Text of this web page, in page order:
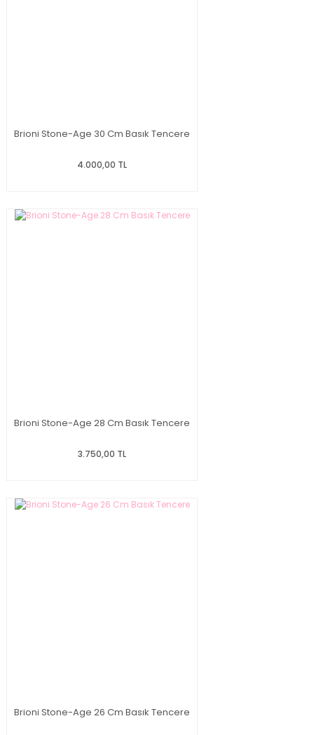
Brioni Stone-Age 30 Cm Basık Tencere
4.000,00 TL
Brioni Stone-Age 28 Cm Basık Tencere
3.750,00 TL
Brioni Stone-Age 26 Cm Basık Tencere